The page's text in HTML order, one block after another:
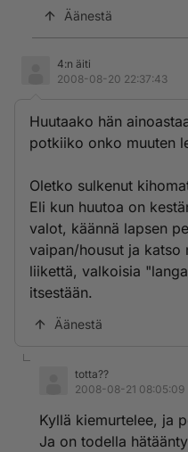
noudattaa maidotonta
Raikasta syksyä kaikille!!
Äänestä
4:n äiti
2008-08-20 22:37:43
Huutaako hän
potkiiko onko muuten
Oletko sulkenut
Eli kun huutoa on
valot, käännä lapsen
vaipan/housut ja katso
liikettä, valkoisia
itsestään.
Äänestä
totta??
2008-08-21 08:05:09
Kyllä kiemurtelee, ja
Ja on todella